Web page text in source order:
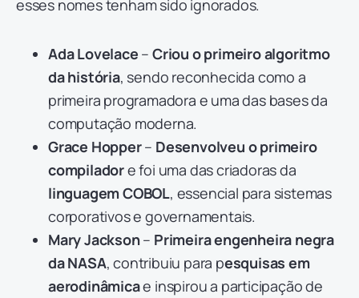
esses nomes tenham sido ignorados.
Ada Lovelace –Criou o primeiro algoritmo
da história, sendo reconhecida como a
primeira programadora e uma das bases da
computação moderna.
Grace Hopper– Desenvolveu o primeiro
compiladore foi uma das criadoras da
linguagem COBOL, essencial para sistemas
corporativos e governamentais.
Mary Jackson– Primeira engenheira negra
da NASA, contribuiu para pesquisas em
aerodinâmicae inspirou a participação de